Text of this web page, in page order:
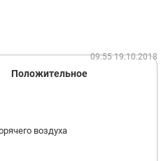
09:55 19.10.2018
Положительное
воздуха